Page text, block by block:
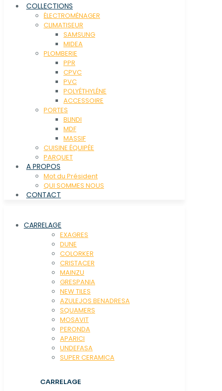
COLLECTIONS
ÉLECTROMÉNAGER
CLIMATISEUR
SAMSUNG
MIDEA
PLOMBERIE
PPR
CPVC
PVC
POLYÉTHYLÉNE
ACCESSOIRE
PORTES
BLINDI
MDF
MASSIF
CUISINE ÉQUIPÉE
PARQUET
A PROPOS
Mot du Président
QUI SOMMES NOUS
CONTACT
CARRELAGE
EXAGRES
DUNE
COLORKER
CRISTACER
MAINZU
GRESPANIA
NEW TILES
AZULEJOS BENADRESA
SQUAMERS
MOSAVIT
PERONDA
APARICI
UNDEFASA
SUPER CERAMICA
CARRELAGE